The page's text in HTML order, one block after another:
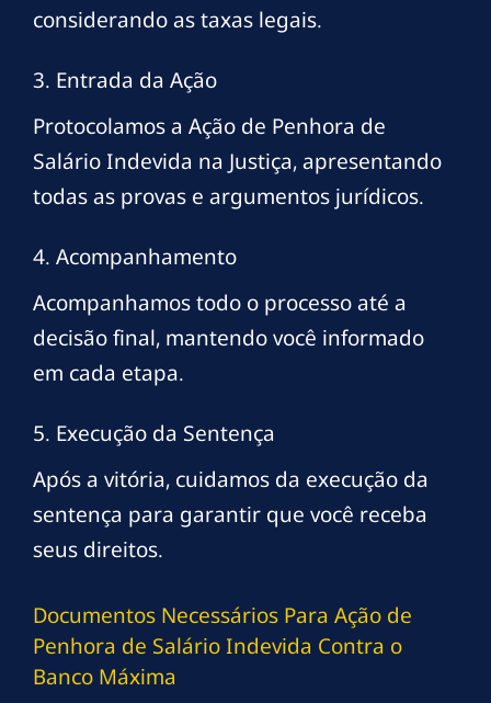
considerando as taxas legais.
3. Entrada da Ação
Protocolamos a Ação de Penhora de
Salário Indevida na Justiça, apresentando
todas as provas e argumentos jurídicos.
4. Acompanhamento
Acompanhamos todo o processo até a
decisão final, mantendo você informado
em cada etapa.
5. Execução da Sentença
Após a vitória, cuidamos da execução da
sentença para garantir que você receba
seus direitos.
Documentos Necessários Para Ação de
Penhora de Salário Indevida Contra o
Banco Máxima